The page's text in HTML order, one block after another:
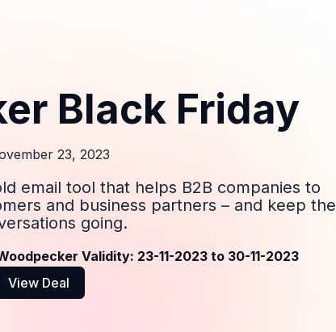
Black Friday
23, 2023
email tool that helps B2B companies to
and business partners – and keep the
going.
Validity: 23-11-2023 to 30-11-2023
View Deal